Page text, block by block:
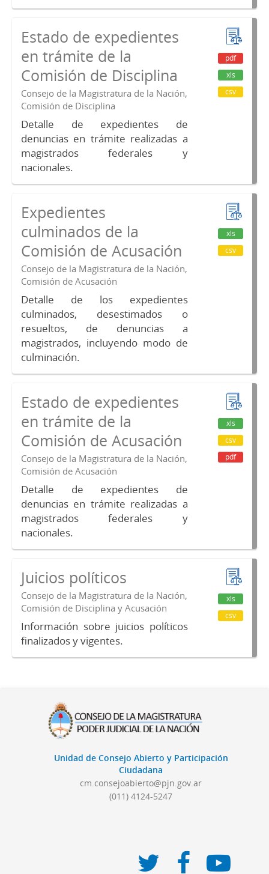
Estado de expedientes
en trámite de la
Comisión de Disciplina
Consejo de la Magistratura de la Nación,
Comisión de Disciplina
Detalle de expedientes de
denuncias en trámite realizadas a
magistrados federales y
nacionales.
pdf
xls
csv
Expedientes
culminados de la
Comisión de Acusación
Consejo de la Magistratura de la Nación,
Comisión de Acusación
Detalle de los expedientes
culminados, desestimados o
resueltos, de denuncias a
magistrados, incluyendo modo de
culminación.
xls
csv
Estado de expedientes
en trámite de la
Comisión de Acusación
Consejo de la Magistratura de la Nación,
Comisión de Acusación
Detalle de expedientes de
denuncias en trámite realizadas a
magistrados federales y
nacionales.
xls
csv
pdf
Juicios políticos
Consejo de la Magistratura de la Nación,
Comisión de Disciplina y Acusación
Información sobre juicios políticos
finalizados y vigentes.
xls
csv
Unidad de Consejo Abierto y Participación
Ciudadana
cm.consejoabierto@pjn.gov.ar
(011) 4124-5247